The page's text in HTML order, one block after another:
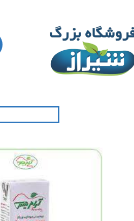
تغییر گذر واژه
سفارشات